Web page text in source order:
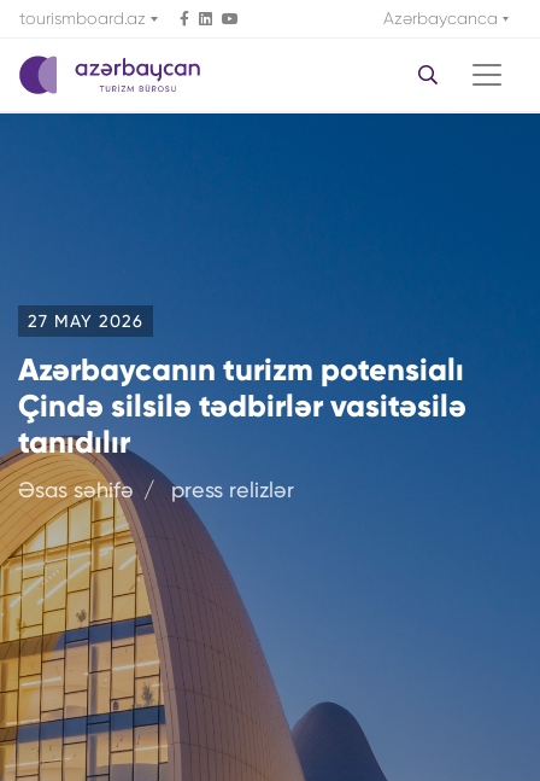
tourismboard.az Azərbaycanca
27 MAY 2026
Azərbaycanın turizm potensialı
Çində silsilə tədbirlər vasitəsilə
tanıdılır
Əsas səhifə press relizlər